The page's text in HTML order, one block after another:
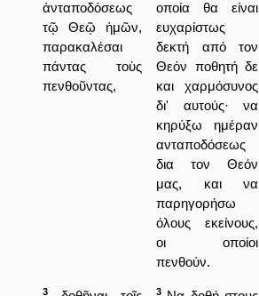
ἀνταποδόσεως
τῷ Θεῷ ἡμῶν,
παρακαλέσαι
πάντας τοὺς
πενθοῦντας,
οποία θα είναι
ευχαρίστως
δεκτή από τον
Θεόν ποθητή δε
και χαρμόσυνος
δι' αυτούς· να
κηρύξω ημέραν
ανταποδόσεως
δια τον Θεόν
μας, και να
παρηγορήσω
όλους εκείνους,
οι οποίοι
πενθούν.
3 3